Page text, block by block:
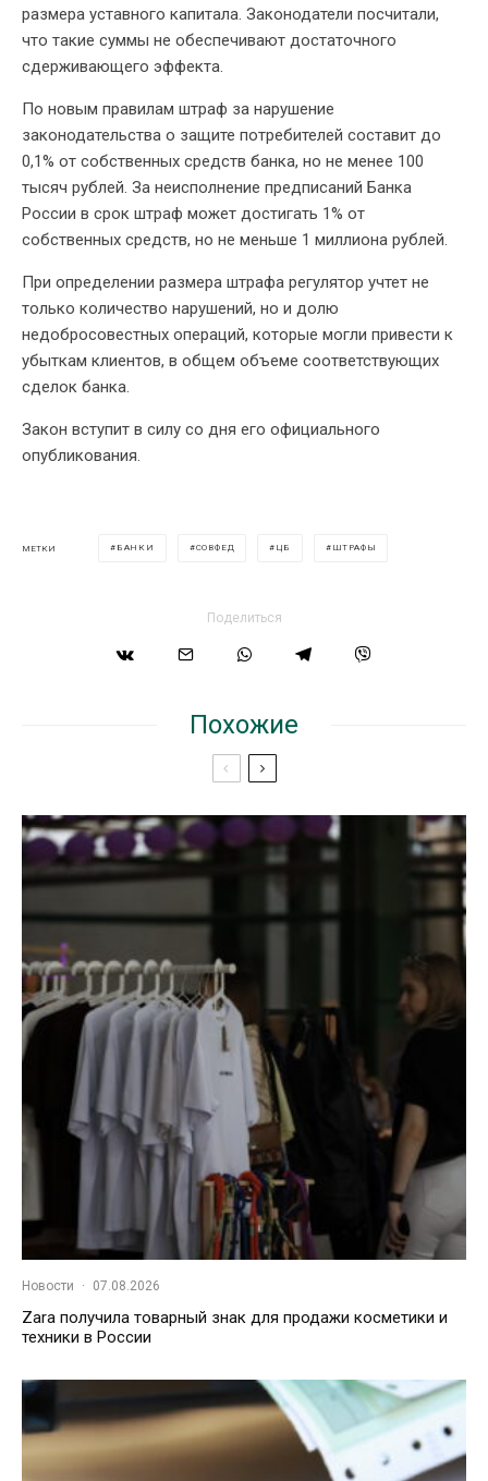
размера уставного капитала. Законодатели посчитали,
что такие суммы не обеспечивают достаточного
сдерживающего эффекта.
По новым правилам штраф за нарушение
законодательства о защите потребителей составит до
0,1% от собственных средств банка, но не менее 100
тысяч рублей. За неисполнение предписаний Банка
России в срок штраф может достигать 1% от
собственных средств, но не меньше 1 миллиона рублей.
При определении размера штрафа регулятор учтет не
только количество нарушений, но и долю
недобросовестных операций, которые могли привести к
убыткам клиентов, в общем объеме соответствующих
сделок банка.
Закон вступит в силу со дня его официального
опубликования.
МЕТКИ БАНКИ СОВФЕД ЦБ ШТРАФЫ
Поделиться
Похожие
Новости · 07.08.2026
Zara получила товарный знак для продажи косметики и
техники в России